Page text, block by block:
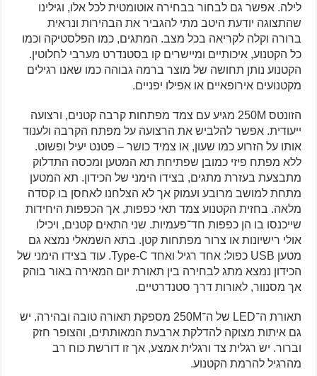
לילה. אפשר גם לבחור בבחירה אוטומטית לכל אלו, וגילינו
שהתצוגה יודעת היטב מתי להגביר את הבהירות ונראית
ברורה וקלה לקריאה בכל מצב. המתגים, כמו הפלסטיקה וכמו
כל הקטנוע, איכותיים ומיישרים קו בסטנדרט מערבי לחלוטין.
הקטנוע נותן תחושה של מוצר ברמה גבוהה כמו שאנו רגילים
מקטנועים אירופאיים או אפילו יפניים.
הזונטס 250M מגיע עם צמד מפתחות קרבה קטנים, ורצועה
ייעודית. אפשר להלביש את הרצועה על מפתח הקרבה ולענוד
אותו על הזרוע כמו שעון, או צמיד כושר – פטנט יעיל ופשוט.
ללא מפתח פיזי כמובן שפתיחת תא המטען ומכסה התדלוק
מתבצעת בעזרת מתגים, בצידו הימני של הכידון. תא המטען
מתחת למושב מרובע ועמוק אך לא הצלחנו לאחסן בו קסדה
מלאה. בחזית הקטנוע צמד תאי כפפות, אך הכפפות היחידות
שייכנסו בו הן כפפות חד־פעמיות. שני התאים קטנים, ויכילו
אולי רישיונות או צרור מפתחות קטן. בתא השמאלי נמצא גם
מטען USB כפול: אחד רגיל ואחד Type-C. עוד בצידו הימני של
הכידון נמצא מתג לבחירה בין תאורת יום המאירה באור בוהק
אך מסנוור, לאורות דרך סטנדרטיים.
תאורת ה־LED של ה־250M מספקת תאורה טובה ובהירה. יש
גם איתות מצוקה להדלקת ארבעת המאותתים, והצופר חזק
וברור. יש רגלית צד ורגלית אמצע, אך זו דורשת כוח רב
מהרגיל להרמת הקטנוע.